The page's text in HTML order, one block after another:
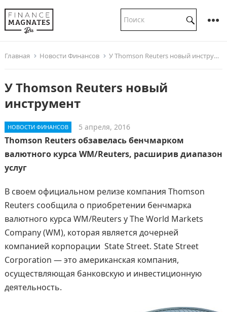
Главная Новости Финансов У Thomson Reuters новый инструмент
У Thomson Reuters новый
инструмент
НОВОСТИ ФИНАНСОВ 5 апреля, 2016
Thomson Reuters обзавелась бенчмарком
валютного курса WM/Reuters, расширив диапазон
услуг
В своем официальном релизе компания Thomson
Reuters сообщила о приобретении бенчмарка
валютного курса WM/Reuters у The World Markets
Company (WM), которая является дочерней
компанией корпорации State Street. State Street
Corporation — это американская компания,
осуществляющая банковскую и инвестиционную
деятельность.